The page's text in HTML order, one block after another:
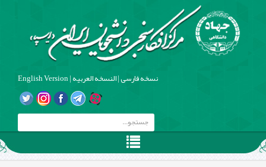
نسخه فارسی|النسخه العربیه|
English Version